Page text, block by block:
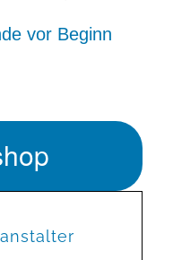
vor Beginn